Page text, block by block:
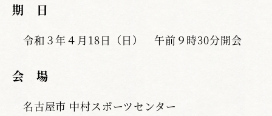
期 日
令和３年４月18日（日） 午前９時30分開会
会 場
名古屋市 中村スポーツセンター